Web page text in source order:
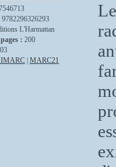
9782296326293
L'Harmattan
: 200
MARC21